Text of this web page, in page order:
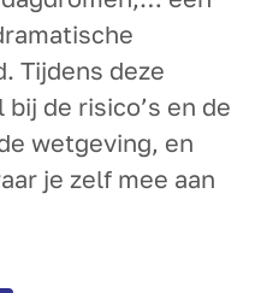
Tijdens deze
de risico’s en de
wetgeving, en
je zelf mee aan